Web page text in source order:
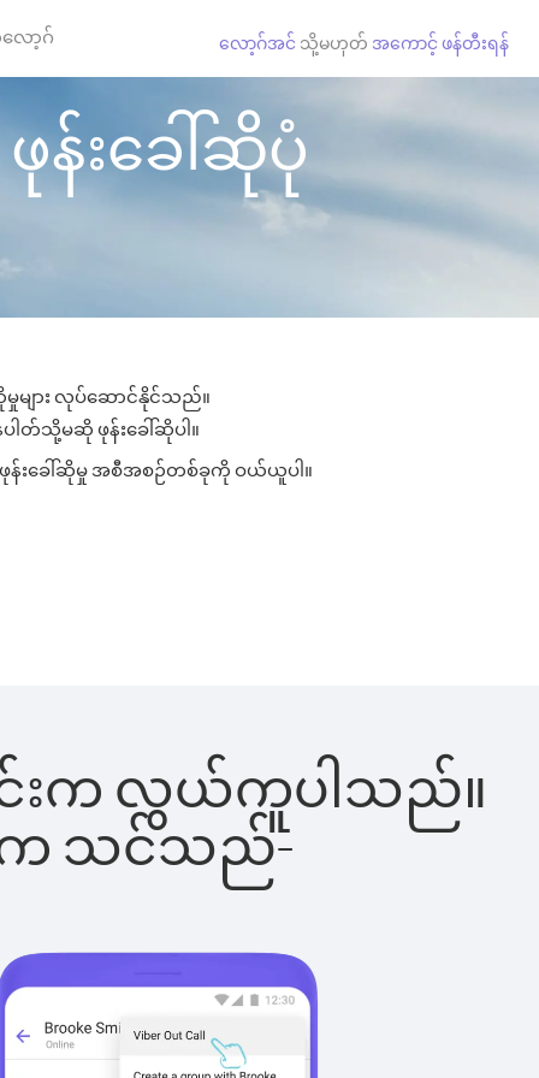
ော့ဂ် လော့ဂ်အင် သို့မဟုတ် အကောင့် ဖန်တီးရန်
န်းခေါ်ဆိုပုံ
များ လုပ်ဆောင်နိုင်သည်။
ါတ်သို့မဆို ဖုန်းခေါ်ဆိုပါ။
န်းခေါ်ဆိုမှု အစီအစဉ်တစ်ခုကို ဝယ်ယူပါ။
ြင်းက လွယ်ကူပါသည်။
ါက သင်သည်-